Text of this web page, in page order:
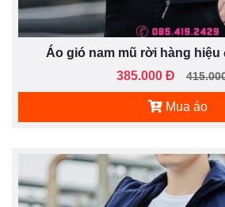
Áo gió nam mũ rời hàng hiệu
385.000 Đ
Mua áo